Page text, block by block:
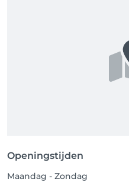
Openingstijden
Maandag - Zondag